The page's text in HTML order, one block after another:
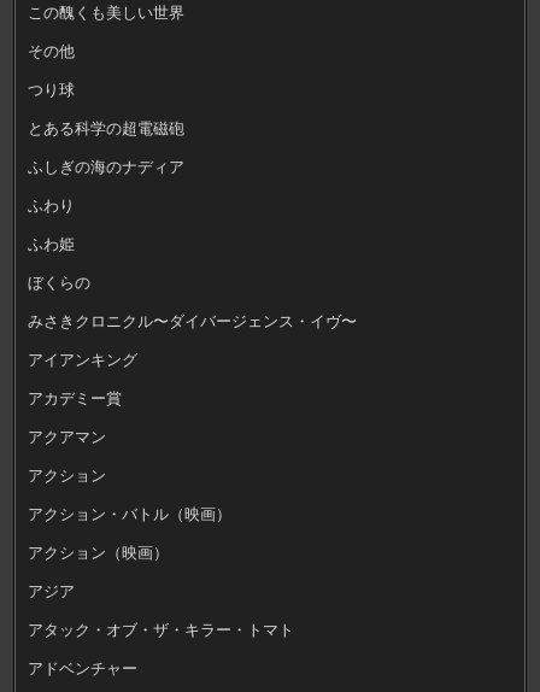
この醜くも美しい世界
その他
つり球
とある科学の超電磁砲
ふしぎの海のナディア
ふわり
ふわ姫
ぼくらの
みさきクロニクル〜ダイバージェンス・イヴ〜
アイアンキング
アカデミー賞
アクアマン
アクション
アクション・バトル（映画）
アクション（映画）
アジア
アタック・オブ・ザ・キラー・トマト
アドベンチャー